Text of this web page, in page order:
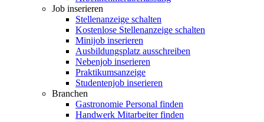
Job inserieren
Stellenanzeige schalten
Kostenlose Stellenanzeige schalten
Minijob inserieren
Ausbildungsplatz ausschreiben
Nebenjob inserieren
Praktikumsanzeige
Studentenjob inserieren
Branchen
Gastronomie Personal finden
Handwerk Mitarbeiter finden